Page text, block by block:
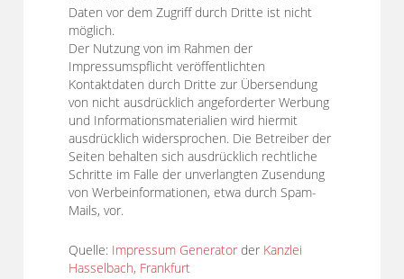
Daten vor dem Zugriff durch Dritte ist nicht
möglich.
Der Nutzung von im Rahmen der
Impressumspflicht veröffentlichten
Kontaktdaten durch Dritte zur Übersendung
von nicht ausdrücklich angeforderter Werbung
und Informationsmaterialien wird hiermit
ausdrücklich widersprochen. Die Betreiber der
Seiten behalten sich ausdrücklich rechtliche
Schritte im Falle der unverlangten Zusendung
von Werbeinformationen, etwa durch Spam-
Mails, vor.
Quelle: Impressum Generator der Kanzlei
Hasselbach, Frankfurt